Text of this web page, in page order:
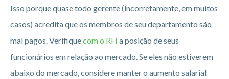
Isso porque quase todo gerente (incorretamente, em muitos
casos) acredita que os membros de seu departamento são
mal pagos. Verifiquecom o RH a posição de seus
funcionários em relação ao mercado. Se eles não estiverem
abaixo do mercado, considere manter o aumento salarial